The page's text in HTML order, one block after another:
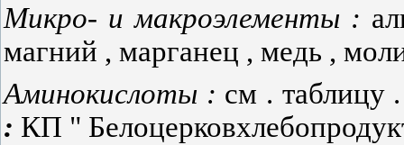
Микро- имакроэлементы :
магний , марганец , медь ,
Аминокислоты : см . таблицу
: КП "